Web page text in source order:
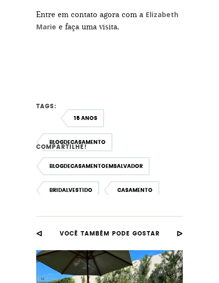
Entre em contato agora com a Elizabeth
Marie e faça uma visita.
TAGS:
15 ANOS
BLOGDECASAMENTO
BLOGDECASAMENTOEMSALVADOR
BRIDALVESTIDO CASAMENTO
ELIZABETHMARIENOIVAS FENDA
COMPARTILHE!
VOCÊ TAMBÉM PODE GOSTAR